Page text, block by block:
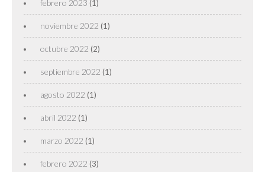
febrero 2023 (1)
noviembre 2022 (1)
octubre 2022 (2)
septiembre 2022 (1)
agosto 2022 (1)
abril 2022 (1)
marzo 2022 (1)
febrero 2022 (3)